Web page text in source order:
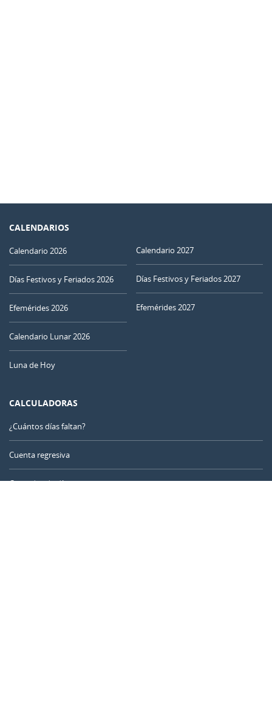
CALENDARIOS
Calendario 2026
Días Festivos y Feriados 2026
Efemérides 2026
Calendario Lunar 2026
Luna de Hoy
Calendario 2027
Días Festivos y Feriados 2027
Efemérides 2027
CALCULADORAS
¿Cuántos días faltan?
Cuenta regresiva
Contador de días